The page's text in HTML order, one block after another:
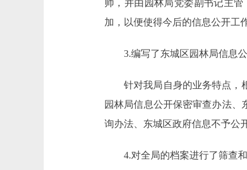
帅，并由园林局党委副书记主
加，以便使得今后的信息公开工
3.编写了东城区园林局信息
针对我局自身的业务特点，
园林局信息公开保密审查办法
询办法、东城区政府信息不予公
4.对全局的档案进行了筛查和